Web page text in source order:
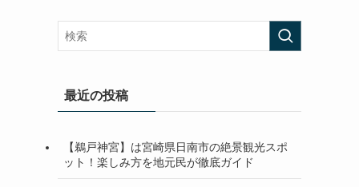
最近の投稿
【鵜戸神宮】は宮崎県日南市の絶景観光スポ
ット！楽しみ方を地元民が徹底ガイド